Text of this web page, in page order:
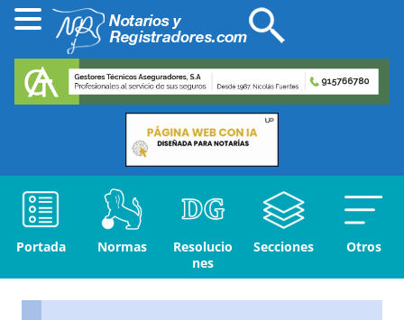
Portada Normas
Resolucio
nes
Secciones Otros